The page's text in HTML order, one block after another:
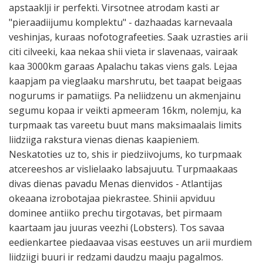
apstaaklji ir perfekti. Virsotnee atrodam kasti ar
"pieraadiijumu komplektu" - dazhaadas karnevaala
veshinjas, kuraas nofotografeeties. Saak uzrasties arii
citi cilveeki, kaa nekaa shii vieta ir slavenaas, vairaak
kaa 3000km garaas Apalachu takas viens gals. Lejaa
kaapjam pa vieglaaku marshrutu, bet taapat beigaas
nogurums ir pamatiigs. Pa neliidzenu un akmenjainu
segumu kopaa ir veikti apmeeram 16km, nolemju, ka
turpmaak tas vareetu buut mans maksimaalais limits
liidziiga rakstura vienas dienas kaapieniem.
Neskatoties uz to, shis ir piedziivojums, ko turpmaak
atcereeshos ar vislielaako labsajuutu. Turpmaakaas
divas dienas pavadu Menas dienvidos - Atlantijas
okeaana izrobotajaa piekrastee. Shinii apviduu
dominee antiiko prechu tirgotavas, bet pirmaam
kaartaam jau juuras veezhi (Lobsters). Tos savaa
eedienkartee piedaavaa visas eestuves un arii murdiem
liidziigi buuri ir redzami daudzu maaju pagalmos.